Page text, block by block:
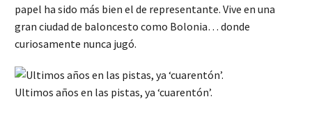
papel ha sido más bien el de representante. Vive en una
gran ciudad de baloncesto como Bolonia… donde
curiosamente nunca jugó.
Ultimos años en las pistas, ya ‘cuarentón’.